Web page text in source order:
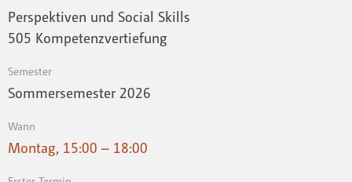
Perspektiven und Social Skills
505 Kompetenzvertiefung
Semester
Sommersemester 2026
Wann
Montag, 15:00 – 18:00